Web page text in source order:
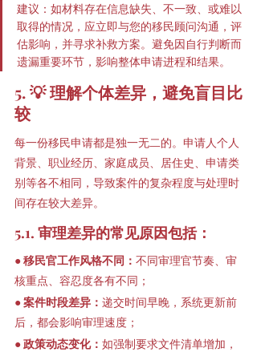
建议：如材料存在信息缺失、不一致、或难以
取得的情况，应立即与您的移民顾问沟通，评
估影响，并寻求补救方案。避免因自行判断而
遗漏重要环节，影响整体申请进程和结果。
5. 💡 理解个体差异，避免盲目比
较
每一份移民申请都是独一无二的。申请人个人
背景、职业经历、家庭成员、居住史、申请类
别等各不相同，导致案件的复杂程度与处理时
间存在较大差异。
5.1. 审理差异的常见原因包括：
● 移民官工作风格不同： 不同审理官节奏、审
核重点、容忍度各有不同；
● 案件时段差异： 递交时间早晚，系统更新前
后，都会影响审理速度；
● 政策动态变化： 如强制要求文件清单增加，